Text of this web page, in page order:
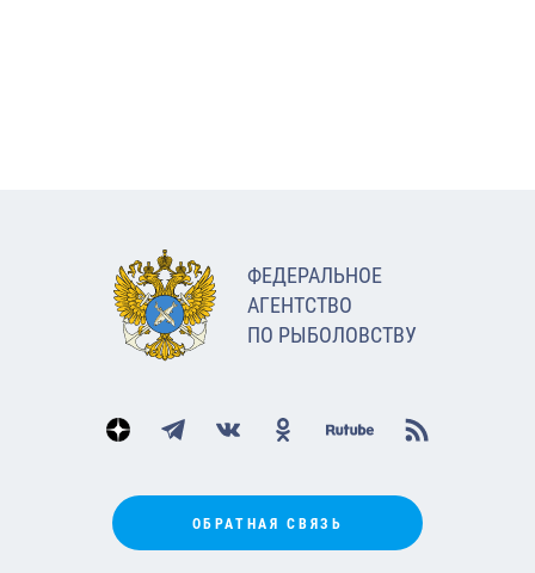
ФЕДЕРАЛЬНОЕ
АГЕНТСТВО
ПО РЫБОЛОВСТВУ
ОБРАТНАЯ СВЯЗЬ